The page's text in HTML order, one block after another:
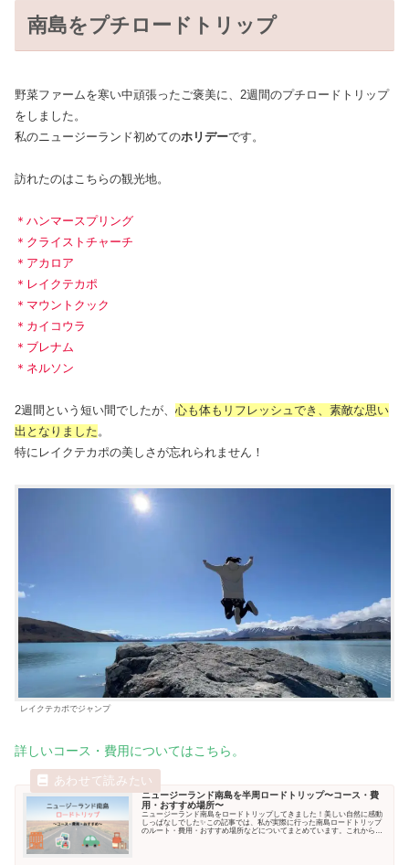
南島をプチロードトリップ
野菜ファームを寒い中頑張ったご褒美に、2週間のプチロードトリップ
をしました。
私のニュージーランド初めてのホリデーです。
訪れたのはこちらの観光地。
＊ハンマースプリング
＊クライストチャーチ
＊アカロア
＊レイクテカポ
＊マウントクック
＊カイコウラ
＊ブレナム
＊ネルソン
2週間という短い間でしたが、 心も体もリフレッシュでき、素敵な思い
出となりました。
特にレイクテカポの美しさが忘れられません！
レイクテカポでジャンプ
詳しいコース・費用についてはこちら。
ニュージーランド南島を半周ロードトリップ〜コース・費
用・おすすめ場所〜
ニュージーランド南島をロードトリップしてきました！美しい自然に感動
しっぱなしでした✨この記事では、私が実際に行った南島ロードトリップ
のルート・費用・おすすめ場所などについてまとめています。これから南